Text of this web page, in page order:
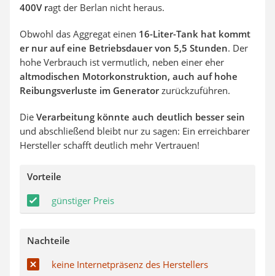
400V ragt der Berlan nicht heraus.
Obwohl das Aggregat einen 16-Liter-Tank hat kommt
er nur auf eine Betriebsdauer von 5,5 Stunden. Der
hohe Verbrauch ist vermutlich, neben einer eher
altmodischen Motorkonstruktion, auch auf hohe
Reibungsverluste im Generatorzurückzuführen.
Die Verarbeitung könnte auch deutlich besser sein
und abschließend bleibt nur zu sagen: Ein erreichbarer
Hersteller schafft deutlich mehr Vertrauen!
Vorteile
günstiger Preis
Nachteile
keine Internetpräsenz des Herstellers